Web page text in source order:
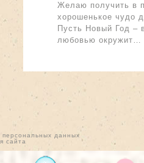
Желаю получить в
хорошенькое чудо
Пусть Новый Год –
любовью окружит…
данных
сайта